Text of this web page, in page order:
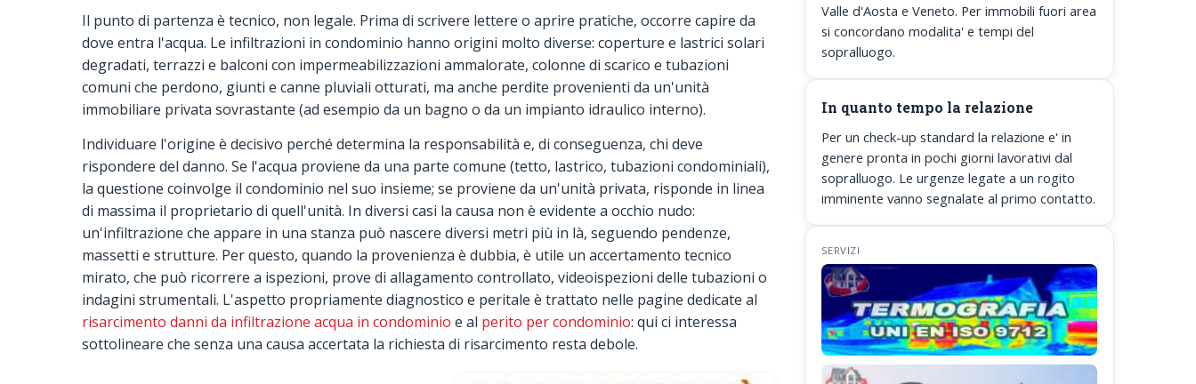
Il punto di partenza è tecnico, non legale. Prima di scrivere lettere o aprire pratiche, occorre capire da
dove entra l'acqua. Le infiltrazioni in condominio hanno origini molto diverse: coperture e lastrici solari
degradati, terrazzi e balconi con impermeabilizzazioni ammalorate, colonne di scarico e tubazioni
comuni che perdono, giunti e canne pluviali otturati, ma anche perdite provenienti da un'unità
immobiliare privata sovrastante (ad esempio da un bagno o da un impianto idraulico interno).
Individuare l'origine è decisivo perché determina la responsabilità e, di conseguenza, chi deve
rispondere del danno. Se l'acqua proviene da una parte comune (tetto, lastrico, tubazioni condominiali),
la questione coinvolge il condominio nel suo insieme; se proviene da un'unità privata, risponde in linea
di massima il proprietario di quell'unità. In diversi casi la causa non è evidente a occhio nudo:
un'infiltrazione che appare in una stanza può nascere diversi metri più in là, seguendo pendenze,
massetti e strutture. Per questo, quando la provenienza è dubbia, è utile un accertamento tecnico
mirato, che può ricorrere a ispezioni, prove di allagamento controllato, videoispezioni delle tubazioni o
indagini strumentali. L'aspetto propriamente diagnostico e peritale è trattato nelle pagine dedicate al
risarcimento danni da infiltrazione acqua in condominio e al perito per condominio: qui ci interessa
sottolineare che senza una causa accertata la richiesta di risarcimento resta debole.
Valle d'Aosta e Veneto. Per immobili fuori area
si concordano modalita' e tempi del
sopralluogo.
In quanto tempo la relazione
Per un check-up standard la relazione e' in
genere pronta in pochi giorni lavorativi dal
sopralluogo. Le urgenze legate a un rogito
imminente vanno segnalate al primo contatto.
SERVIZI